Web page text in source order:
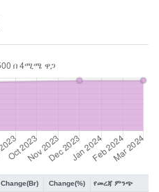
Change(Br) Change(%) የመረጃ ምንጭ